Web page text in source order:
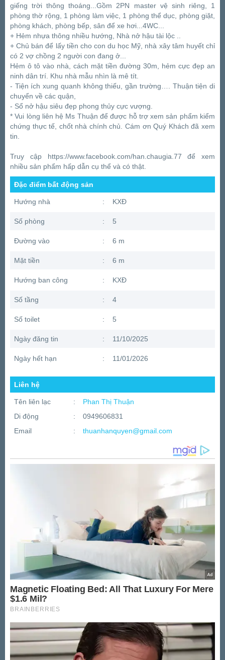
giếng trời thông thoáng...Gồm 2PN master vệ sinh riêng, 1
phòng thờ rộng, 1 phòng làm việc, 1 phòng thể dục, phòng giặt,
phòng khách, phòng bếp, sân để xe hơi...4WC...
+ Hẻm nhựa thông nhiều hướng, Nhà nở hậu tài lộc ..
+ Chủ bán để lấy tiền cho con du học Mỹ, nhà xây tâm huyết chỉ
có 2 vợ chồng 2 người con đang ở...
Hẻm ô tô vào nhà, cách mặt tiền đường 30m, hẻm cực đẹp an
ninh dân trí. Khu nhà mẫu nhìn là mê tít.
- Tiện ích xung quanh không thiếu, gần trường…. Thuận tiện di
chuyển về các quận,
- Sổ nở hậu siêu đẹp phong thủy cực vượng.
* Vui lòng liên hệ Ms Thuận để được hỗ trợ xem sản phẩm kiểm
chứng thực tế, chốt nhà chính chủ. Cám ơn Quý Khách đã xem
tin.
Truy cập https://www.facebook.com/han.chaugia.77 để xem
nhiều sản phẩm hấp dẫn cụ thể và có thật.
Đặc điểm bất động sản
Hướng nhà : KXĐ
Số phòng : 5
Đường vào : 6 m
Mặt tiền : 6 m
Hướng ban công : KXĐ
Số tầng : 4
Số toilet : 5
Ngày đăng tin : 11/10/2025
Ngày hết hạn : 11/01/2026
Liên hệ
Tên liên lạc :
Phan Thị Thuận
Di động
:
0949606831
Email
: thuanhanquyen@gmail.com